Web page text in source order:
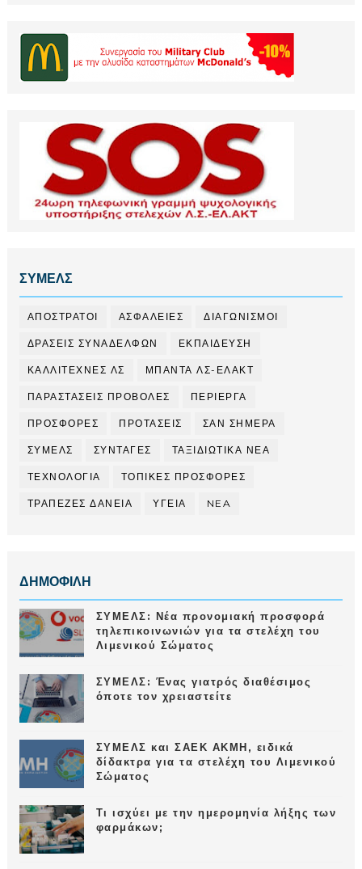
ΣΥΜΕΛΣ
ΑΠΟΣΤΡΑΤΟΙ ΑΣΦΑΛΕΙΕΣ ΔΙΑΓΩΝΙΣΜΟΙ
ΔΡΑΣΕΙΣ ΣΥΝΑΔΕΛΦΩΝ ΕΚΠΑΙΔΕΥΣΗ
ΚΑΛΛΙΤΕΧΝΕΣ ΛΣ ΜΠΑΝΤΑ ΛΣ-ΕΛΑΚΤ
ΠΑΡΑΣΤΑΣΕΙΣ ΠΡΟΒΟΛΕΣ ΠΕΡΙΕΡΓΑ
ΠΡΟΣΦΟΡΕΣ ΠΡΟΤΑΣΕΙΣ ΣΑΝ ΣΗΜΕΡΑ
ΣΥΜΕΛΣ ΣΥΝΤΑΓΕΣ ΤΑΞΙΔΙΩΤΙΚΑ ΝΕΑ
ΤΕΧΝΟΛΟΓΙΑ ΤΟΠΙΚΕΣ ΠΡΟΣΦΟΡΕΣ
ΤΡΑΠΕΖΕΣ ΔΑΝΕΙΑ ΥΓΕΙΑ NEA
ΔΗΜΟΦΙΛΗ
ΣΥΜΕΛΣ: Νέα προνομιακή προσφορά
τηλεπικοινωνιών για τα στελέχη του
Λιμενικού Σώματος
ΣΥΜΕΛΣ: Ένας γιατρός διαθέσιμος
όποτε τον χρειαστείτε
ΣΥΜΕΛΣ και ΣΑΕΚ ΑΚΜΗ, ειδικά
δίδακτρα για τα στελέχη του Λιμενικού
Σώματος
Τι ισχύει με την ημερομηνία λήξης των
φαρμάκων;